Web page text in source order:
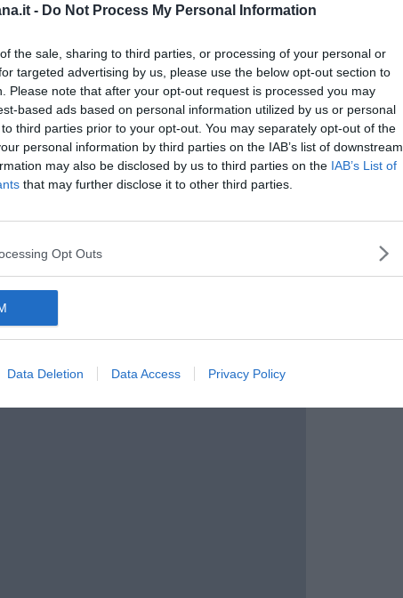
- Do Not Process My Personal Information
the sale, sharing to third parties, or processing of your personal or
targeted advertising by us, please use the below opt-out section to
Please note that after your opt-out request is processed you may
based ads based on personal information utilized by us or personal
third parties prior to your opt-out. You may separately opt-out of the
personal information by third parties on the IAB’s list of downstream
may also be disclosed by us to third parties on the IAB’s List of
that may further disclose it to other third parties.
Opt Outs
Data Deletion Data Access Privacy Policy